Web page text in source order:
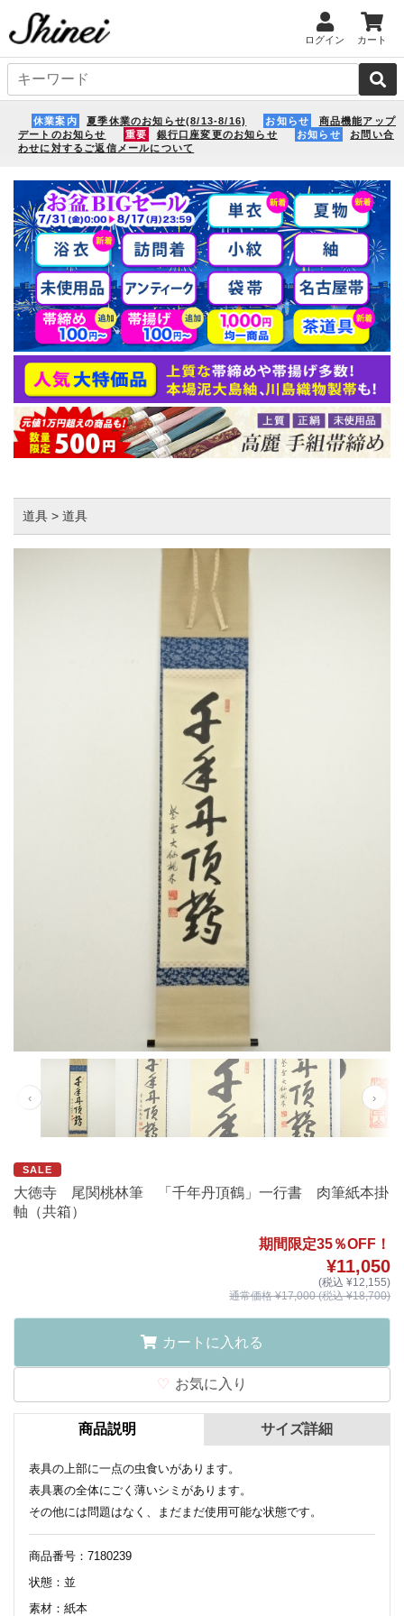
ログイン カート
休業案内 夏季休業のお知らせ(8/13-8/16) お知らせ
商品機能アップ
デートのお知らせ
重要 銀行口座変更のお知らせ お知らせ
お問い合
わせに対するご返信メールについて
道具 > 道具
‹ ›
SALE
大徳寺 尾関桃林筆 「千年丹頂鶴」一行書 肉筆紙本掛
軸（共箱）
期間限定35％OFF！
¥11,050
(税込 ¥12,155)
通常価格 ¥17,000 (税込 ¥18,700)
カートに入れる
お気に入り
商品説明
表具の上部に一点の虫食いがあります。
表具裏の全体にごく薄いシミがあります。
その他には問題はなく、まだまだ使用可能な状態です。
商品番号：7180239
状態：並
素材：紙本
サイズ詳細